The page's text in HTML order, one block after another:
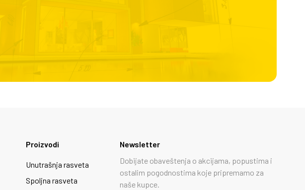
Proizvodi
Unutrašnja rasveta
Spoljna rasveta
Newsletter
Dobijate obaveštenja o akcijama, popustima i
ostalim pogodnostima koje pripremamo za
naše kupce.